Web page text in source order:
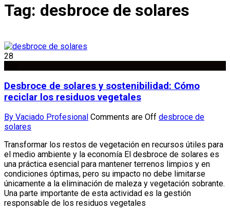
Tag: desbroce de solares
28
Desbroce de solares y sostenibilidad: Cómo
reciclar los residuos vegetales
By Vaciado Profesional Comments are Off desbroce de
solares
Transformar los restos de vegetación en recursos útiles para
el medio ambiente y la economía El desbroce de solares es
una práctica esencial para mantener terrenos limpios y en
condiciones óptimas, pero su impacto no debe limitarse
únicamente a la eliminación de maleza y vegetación sobrante.
Una parte importante de esta actividad es la gestión
responsable de los residuos vegetales